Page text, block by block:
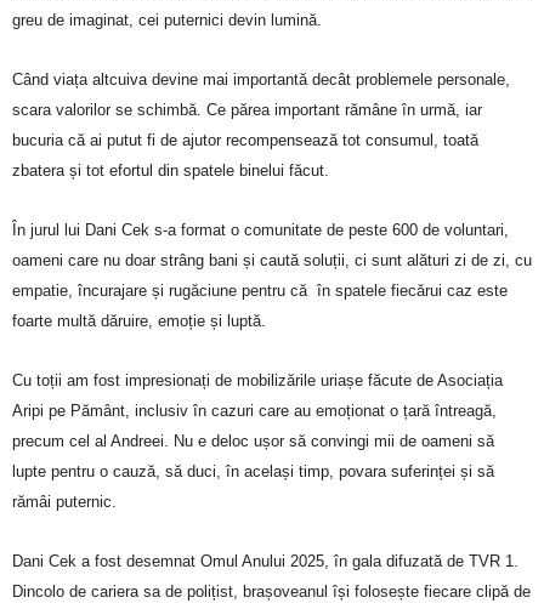
greu de imaginat, cei puternici devin lumină.
Când viața altcuiva devine mai importantă decât problemele personale,
scara valorilor se schimbă. Ce părea important rămâne în urmă, iar
bucuria că ai putut fi de ajutor recompensează tot consumul, toată
zbatera și tot efortul din spatele binelui făcut.
În jurul lui Dani Cek s-a format o comunitate de peste 600 de voluntari,
oameni care nu doar strâng bani și caută soluții, ci sunt alături zi de zi, cu
empatie, încurajare și rugăciune pentru că în spatele fiecărui caz este
foarte multă dăruire, emoție și luptă.
Cu toții am fost impresionați de mobilizările uriașe făcute de Asociația
Aripi pe Pământ, inclusiv în cazuri care au emoționat o țară întreagă,
precum cel al Andreei. Nu e deloc ușor să convingi mii de oameni să
lupte pentru o cauză, să duci, în același timp, povara suferinței și să
rămâi puternic.
Dani Cek a fost desemnat Omul Anului 2025, în gala difuzată de TVR 1.
Dincolo de cariera sa de polițist, brașoveanul își folosește fiecare clipă de